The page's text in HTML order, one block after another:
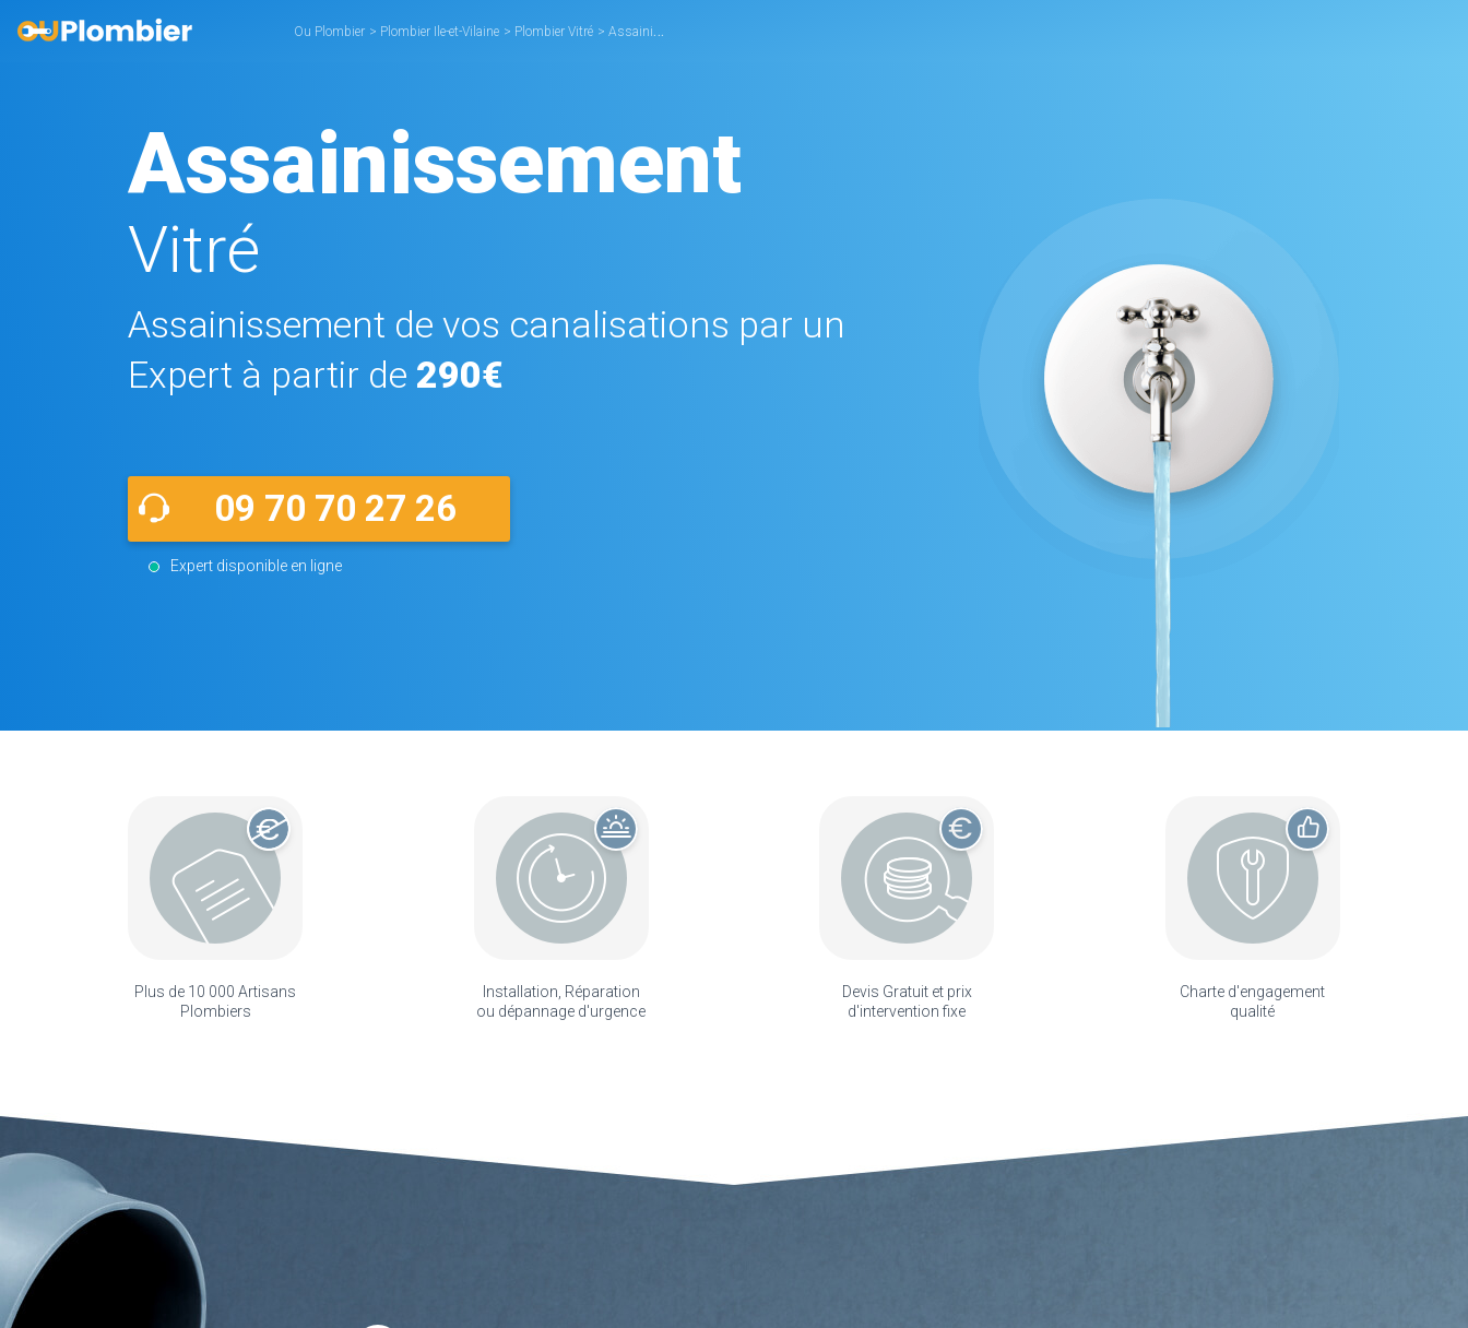
Ou Plombier > Plombier Ile-et-Vilaine > Plombier Vitré > Assainissement Vitré
Assainissement
Vitré
Assainissement de vos canalisations par un
Expert à partir de 290€
09 70 70 27 26
Expert disponible en ligne
Plus de 10 000 Artisans
Plombiers
Installation, Réparation
ou dépannage d'urgence
Devis Gratuit et prix
d'intervention fixe
Charte d'engagement
qualité